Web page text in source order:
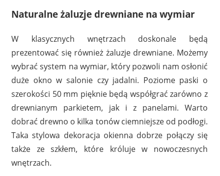
Naturalne żaluzje drewniane na wymiar
W klasycznych wnętrzach doskonale będą
prezentować się również żaluzje drewniane. Możemy
wybrać system na wymiar, który pozwoli nam osłonić
duże okno w salonie czy jadalni. Poziome paski o
szerokości 50 mm pięknie będą współgrać zarówno z
drewnianym parkietem, jak i z panelami. Warto
dobrać drewno o kilka tonów ciemniejsze od podłogi.
Taka stylowa dekoracja okienna dobrze połączy się
także ze szkłem, które króluje w nowoczesnych
wnętrzach.